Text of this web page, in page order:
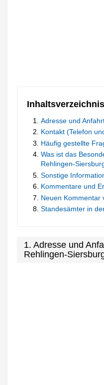
Adresse und
Kontakt (Telefon
Häufig gestellte
Was ist das
Rehlingen-
Sonstige
Kommentare und
Neuen Kommentar
Standesämter in
1. Adresse und
Rehlingen-